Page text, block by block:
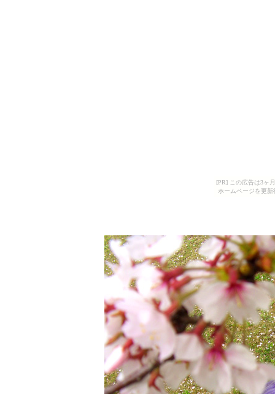
[PR] この広告は3ヶ
ホームページを更